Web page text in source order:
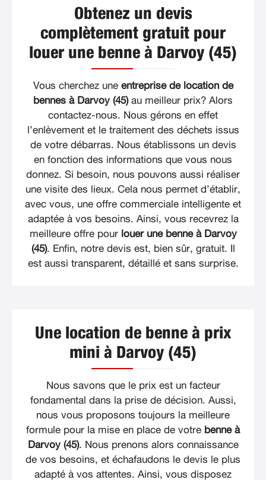
Obtenez un devis
complètement gratuit pour
louer une benne à Darvoy (45)
Vous cherchez une entreprise de location de
bennes à Darvoy (45)au meilleur prix? Alors
contactez-nous. Nous gérons en effet
l’enlèvement et le traitement des déchets issus
de votre débarras. Nous établissons un devis
en fonction des informations que vous nous
donnez. Si besoin, nous pouvons aussi réaliser
une visite des lieux. Cela nous permet d’établir,
avec vous, une offre commerciale intelligente et
adaptée à vos besoins. Ainsi, vous recevrez la
meilleure offre pour louer une benne à Darvoy
(45). Enfin, notre devis est, bien sûr, gratuit. Il
est aussi transparent, détaillé et sans surprise.
Une location de benne à prix
mini à Darvoy (45)
Nous savons que le prix est un facteur
fondamental dans la prise de décision. Aussi,
nous vous proposons toujours la meilleure
formule pour la mise en place de votre benne à
Darvoy (45). Nous prenons alors connaissance
de vos besoins, et échafaudons le devis le plus
adapté à vos attentes. Ainsi, vous disposez